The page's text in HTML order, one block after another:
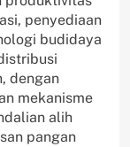
penyediaan
budidaya
dengan
mekanisme
alih
pangan